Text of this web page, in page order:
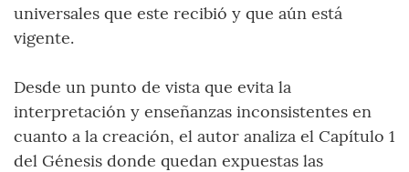
universales que este recibió y que aún está
vigente.
Desde un punto de vista que evita la
interpretación y enseñanzas inconsistentes en
cuanto a la creación, el autor analiza el Capítulo 1
del Génesis donde quedan expuestas las